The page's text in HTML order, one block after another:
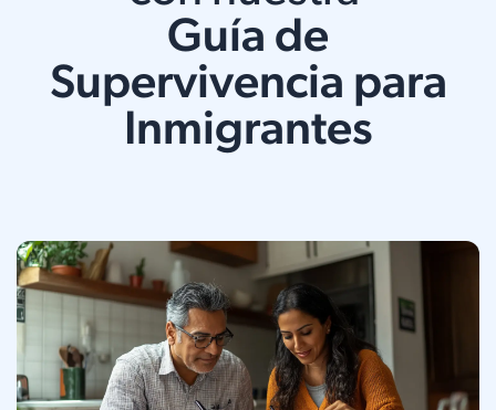
Guía de
Supervivencia para
Inmigrantes